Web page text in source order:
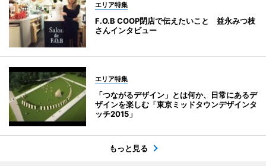
エリア特集
F.O.B COOP閉店で伝えたいこと 益永みつ枝
さんインタビュー
エリア特集
「つながるデザイン」とは何か、日常にあるデ
ザインを楽しむ「東京ミッドタウンデザインタ
ッチ2015」
もっと見る